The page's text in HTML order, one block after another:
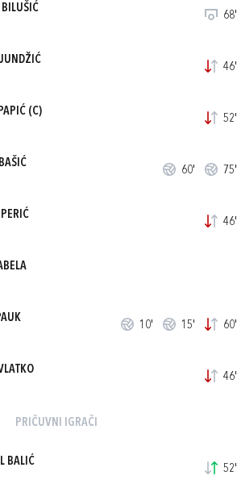
68'
46'
(C)
52'
60' 75'
46'
10' 15' 60'
46'
PRIČUVNI IGRAČI
BALIĆ
52'